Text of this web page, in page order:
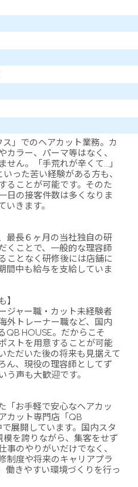
」でのヘアカット業務。カ
カラー、パーマ等はなく、
ん。「手荒れが辛くて…」
った苦い経験がある方も、
ることが可能です。そのた
日の接客件数は多くなりま
きます。
最長６ヶ月の当社独自の研
くことで、一般的な理容師
ことなく研修後には店舗に
間中も給与を支給していま
ジャー職・カット未経験者
外トレーナー職など、国内
QB HOUSE。だからこそ
ストを用意することが可能
ただいた後の将来も見据えて
ん、現役の理容師としてず
う声も大歓迎です。
「お手軽で安心なヘアカッ
カット専門店「QB
展開しています。国内スタ
を誇りながら、集客をせず
事のやりがいだけでなく、
制度や将来のキャリアプラ
働きやすい環境づくりを行っ